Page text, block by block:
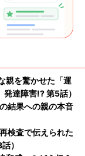
親を驚かせた「運
達障害!? 第5話）
結果への親の本音
検査で伝えられた
）